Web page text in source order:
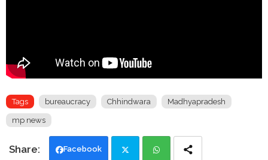
Tags bureaucracy Chhindwara Madhyapradesh
mp news
Facebook